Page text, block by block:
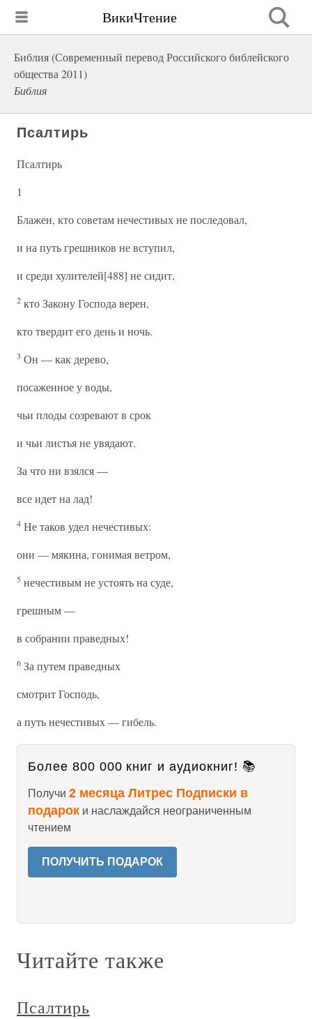
ВикиЧтение
Библия (Современный перевод Российского библейского
общества 2011)
Библия
Псалтирь
Псалтирь
1
Блажен, кто советам нечестивых не последовал,
и на путь грешников не вступил,
и среди хулителей[488] не сидит,
2 кто Закону Господа верен,
кто твердит его день и ночь.
3 Он — как дерево,
посаженное у воды,
чьи плоды созревают в срок
и чьи листья не увядают.
За что ни взялся —
все идет на лад!
4 Не таков удел нечестивых:
они — мякина, гонимая ветром,
5 нечестивым не устоять на суде,
грешным —
в собрании праведных!
6 За путем праведных
смотрит Господь,
а путь нечестивых — гибель.
Более 800 000 книг и аудиокниг! 📚
Получи 2 месяца Литрес Подписки в
подарок и наслаждайся неограниченным
чтением
ПОЛУЧИТЬ ПОДАРОК
Читайте также
Псалтирь